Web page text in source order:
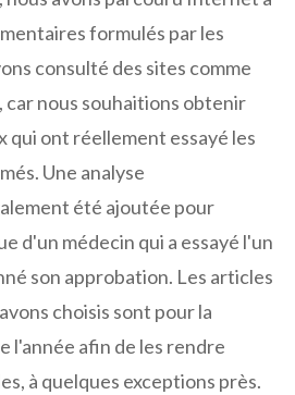
formulés par les
consulté des sites comme
nous souhaitions obtenir
qui ont réellement essayé les
Une analyse
été ajoutée pour
d'un médecin qui a essayé l'un
son approbation. Les articles
choisis sont pour la
l'année afin de les rendre
à quelques exceptions près.